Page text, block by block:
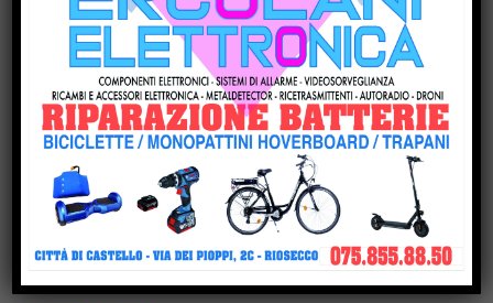
torna in gara: al parco Langer la sfida
di 30 giganti bianchi
Casa di Rosa, gli Sbandieratori
scaldano il cuore: il Soroptimist dona
un condizionatore e due buoni spesa
Altotevere, stimoli a mille per
Marzolla: “La squadra è ancora più
solida”